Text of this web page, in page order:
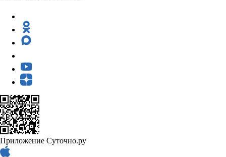
Приложение Суточно.ру